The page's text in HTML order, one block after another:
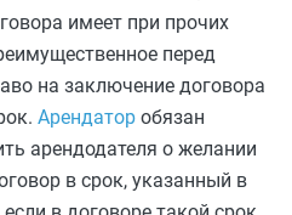
имеет при прочих
перед
на заключение договора
Арендатор обязан
арендодателя о желании
в срок, указанный в